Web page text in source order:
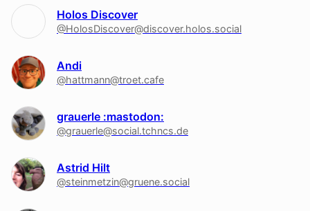
Holos Discover
@HolosDiscover@discover.holos.social
Andi
@hattmann@troet.cafe
grauerle :mastodon:
@grauerle@social.tchncs.de
Astrid Hilt
@steinmetzin@gruene.social